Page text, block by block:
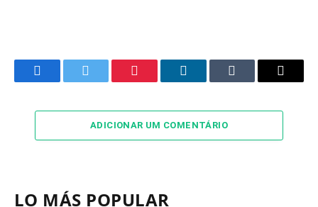
FacebookTwitter Pinterest LinkedInTumblr Email
ADICIONAR UM COMENTÁRIO
LO MÁS POPULAR